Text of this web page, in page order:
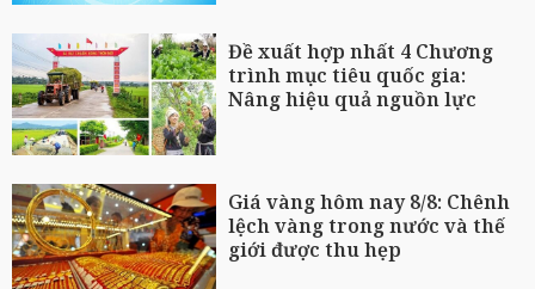
Đề xuất hợp nhất 4 Chương
trình mục tiêu quốc gia:
Nâng hiệu quả nguồn lực
Giá vàng hôm nay 8/8: Chênh
lệch vàng trong nước và thế
giới được thu hẹp